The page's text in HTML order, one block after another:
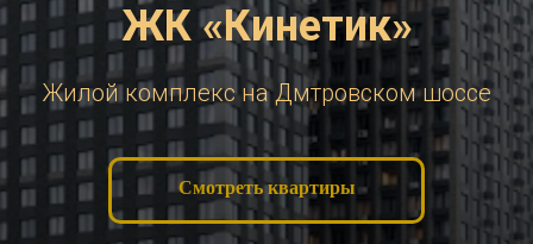
ЖК «Кинетик»
Жилой комплекс на Дмтровском шоссе
Смотреть квартиры